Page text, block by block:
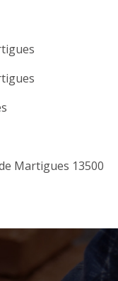
Martigues 13500